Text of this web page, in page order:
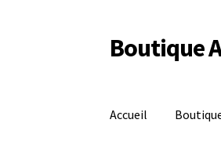
Aller
à
Aller
au
Boutique
Accueil